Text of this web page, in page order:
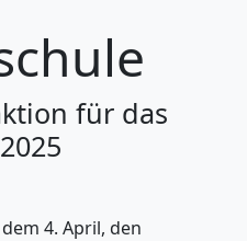
für das
4. April, den